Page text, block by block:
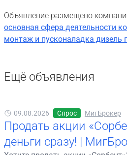
Объявление размещено
основная сфера деятельности
монтаж и пусконаладка дизель
Ещё объявления
09.08.2026 Спрос МигБрокер
Продать акции
деньги сразу! |